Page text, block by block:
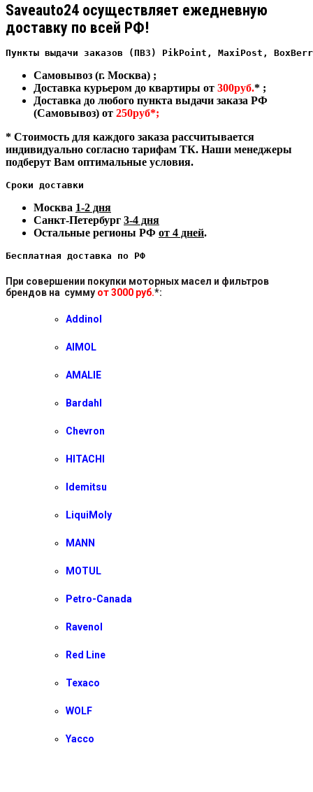
Saveauto24 осуществляет ежедневную
доставку по всей РФ!
Пункты выдачи заказов (ПВЗ) PikPoint, MaxiPost,
Самовывоз (г. Москва) ;
Доставка курьером до квартиры от 300руб.* ;
Доставка до любого пункта выдачи заказа РФ
(Самовывоз) от 250руб*;
* Стоимость для каждого заказа рассчитывается
индивидуально согласно тарифам ТК. Наши менеджеры
подберут Вам оптимальные условия.
Сроки доставки
Москва 1-2 дня
Санкт-Петербург 3-4 дня
Остальные регионы РФ от 4 дней.
Бесплатная доставка по РФ
При совершении покупки моторных масел и фильтров
брендов на сумму от 3000 руб.*:
Addinol
AIMOL
AMALIE
Bardahl
Chevron
HITACHI
Idemitsu
LiquiMoly
MANN
MOTUL
Petro-Canada
Ravenol
Red Line
Texaco
WOLF
Yacco